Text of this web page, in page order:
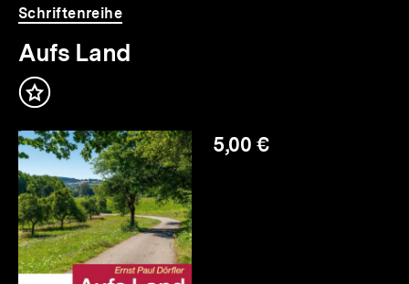
Inhaltskarousell
für
weitere
Inhalte
Inhaltskarussell
überspringen
Schriftenreihe
Aufs Land
Inhalt
5,00 €